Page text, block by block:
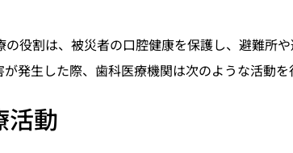
の役割は、被災者の口腔健康を保護し、避難所
発生した際、歯科医療機関は次のような活動を
活動